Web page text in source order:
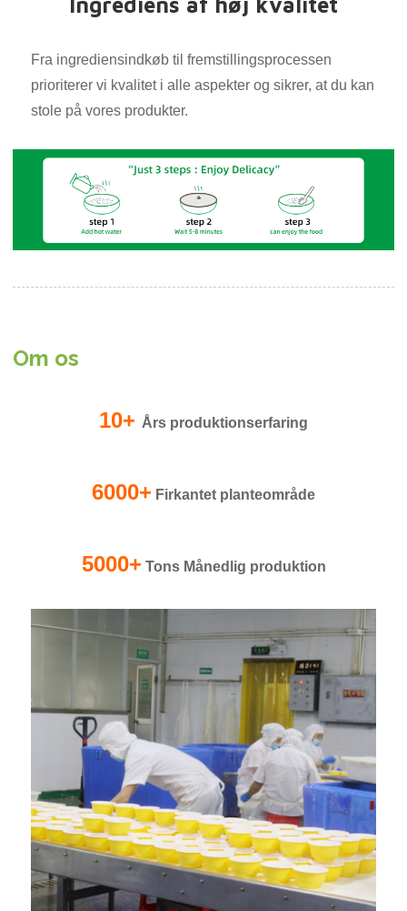
Fra ingrediensindkøb til fremstillingsprocessen
prioriterer vi kvalitet i alle aspekter og sikrer, at du kan
stole på vores produkter.
Om os
10+ Års produktionserfaring
6000+ Firkantet planteområde
5000+ Tons Månedlig produktion